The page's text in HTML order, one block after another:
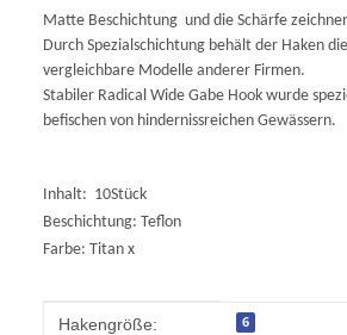
Matte Beschichtung und die Schärfe
Durch Spezialschichtung behält der Haken
vergleichbare Modelle anderer Firmen.
Stabiler Radical Wide Gabe Hook wurde
befischen von hindernissreichen Gewässern.
Inhalt: 10Stück
Beschichtung: Teflon
Farbe: Titan x
Produkteigenschaft
Wert
Hakengröße: 6